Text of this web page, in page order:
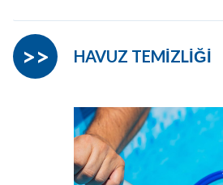
HAVUZ TEMİZLİĞİ
>>